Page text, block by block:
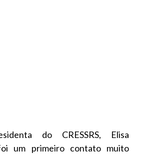
do CRESSRS, Elisa
um primeiro contato muito